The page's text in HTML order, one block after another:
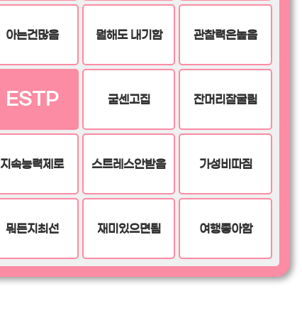
아는건많음 뭘해도 내기함 관찰력은높음
ESTP 굳센고집 잔머리잘굴림
지속능력제로 스트레스안받음 가성비따짐
뭐든지최선 재미있으면됨 여행좋아함